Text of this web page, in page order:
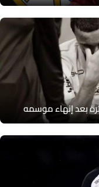
إنهاء موسمه